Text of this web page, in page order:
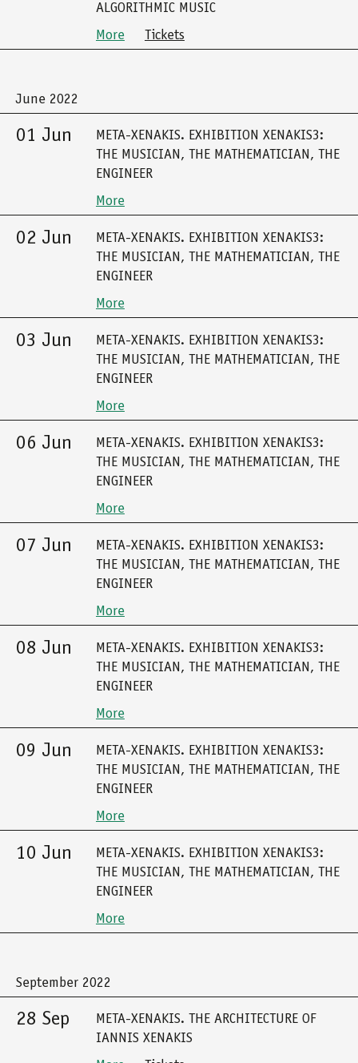
ALGORITHMIC MUSIC
More
Tickets
June 2022
01 Jun
META-XENAKIS. EXHIBITION XENAKIS3:
THE MUSICIAN, THE MATHEMATICIAN, THE
ENGINEER
More
02 Jun
META-XENAKIS. EXHIBITION XENAKIS3:
THE MUSICIAN, THE MATHEMATICIAN, THE
ENGINEER
More
03 Jun
META-XENAKIS. EXHIBITION XENAKIS3:
THE MUSICIAN, THE MATHEMATICIAN, THE
ENGINEER
More
06 Jun
META-XENAKIS. EXHIBITION XENAKIS3:
THE MUSICIAN, THE MATHEMATICIAN, THE
ENGINEER
More
07 Jun
META-XENAKIS. EXHIBITION XENAKIS3:
THE MUSICIAN, THE MATHEMATICIAN, THE
ENGINEER
More
08 Jun
META-XENAKIS. EXHIBITION XENAKIS3:
THE MUSICIAN, THE MATHEMATICIAN, THE
ENGINEER
More
09 Jun
META-XENAKIS. EXHIBITION XENAKIS3:
THE MUSICIAN, THE MATHEMATICIAN, THE
ENGINEER
More
10 Jun
META-XENAKIS. EXHIBITION XENAKIS3:
THE MUSICIAN, THE MATHEMATICIAN, THE
ENGINEER
More
September 2022
28 Sep
META-XENAKIS. THE ARCHITECTURE OF
IANNIS XENAKIS